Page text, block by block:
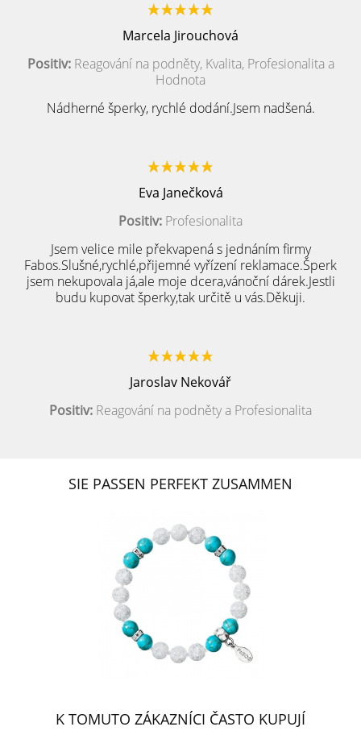
Marcela Jirouchová
Positiv:Reagování na podněty, Kvalita, Profesionalita a
Hodnota
Nádherné šperky, rychlé dodání.Jsem nadšená.
Eva Janečková
Positiv: Profesionalita
Jsem velice mile překvapená s jednáním firmy
Fabos.Slušné,rychlé,přijemné vyřízení reklamace.Šperk
jsem nekupovala já,ale moje dcera,vánoční dárek.Jestli
budu kupovat šperky,tak určitě u vás.Děkuji.
Jaroslav Nekovář
Positiv: Reagování na podněty a Profesionalita
SIE PASSEN PERFEKT ZUSAMMEN
K TOMUTO ZÁKAZNÍCI ČASTO KUPUJÍ